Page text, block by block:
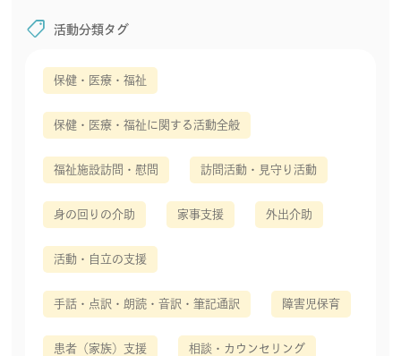
shoppingmode 活動分類タグ
保健・医療・福祉
保健・医療・福祉に関する活動全般
福祉施設訪問・慰問 訪問活動・見守り活動
身の回りの介助 家事支援 外出介助
活動・自立の支援
手話・点訳・朗読・音訳・筆記通訳 障害児保育
患者（家族）支援 相談・カウンセリング